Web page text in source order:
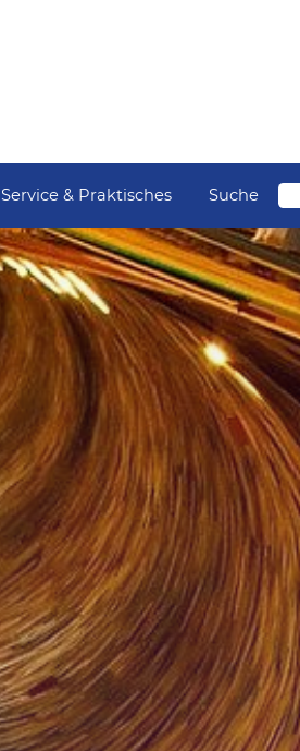
Service & Praktisches Suche